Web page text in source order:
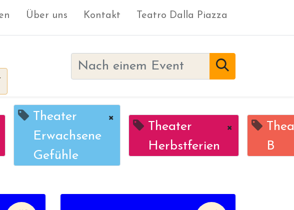
Über uns Kontakt Teatro Dalla Piazza
Theater
Erwachsene
Gefühle
×
Theater
Herbstferien
×
B